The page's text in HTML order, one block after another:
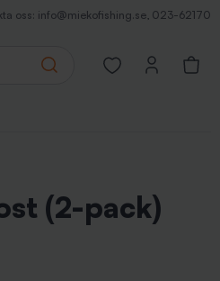
oss: info@miekofishing.se, 023-62170
Search
Open favorites
(2-pack)